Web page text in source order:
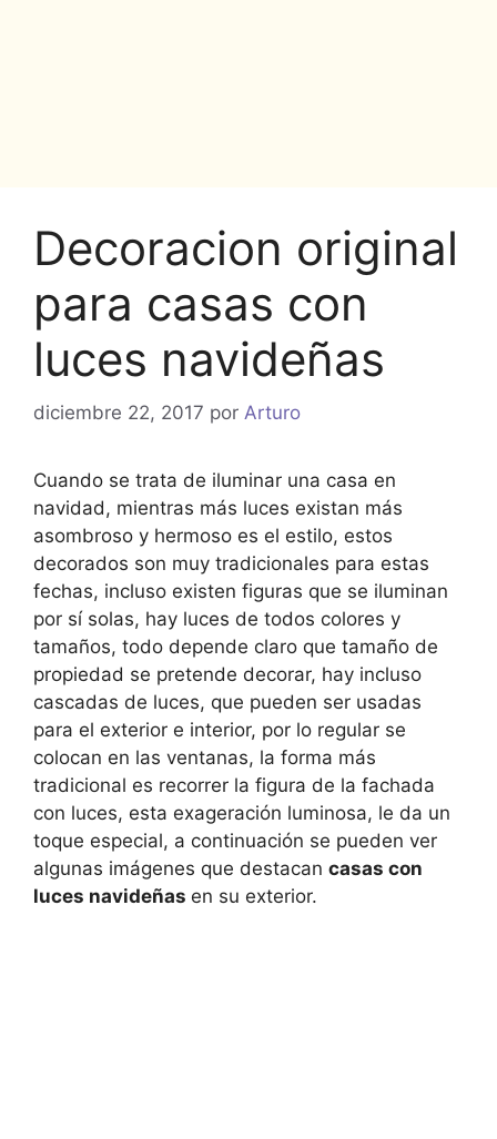
Decoracion original
para casas con
luces navideñas
diciembre 22, 2017 por Arturo
Cuando se trata de iluminar una casa en
navidad, mientras más luces existan más
asombroso y hermoso es el estilo, estos
decorados son muy tradicionales para estas
fechas, incluso existen figuras que se iluminan
por sí solas, hay luces de todos colores y
tamaños, todo depende claro que tamaño de
propiedad se pretende decorar, hay incluso
cascadas de luces, que pueden ser usadas
para el exterior e interior, por lo regular se
colocan en las ventanas, la forma más
tradicional es recorrer la figura de la fachada
con luces, esta exageración luminosa, le da un
toque especial, a continuación se pueden ver
algunas imágenes que destacan casas con
luces navideñas en su exterior.